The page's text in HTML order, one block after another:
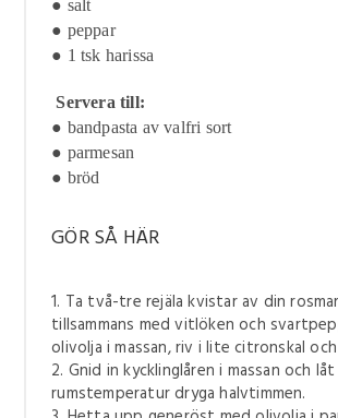
● salt
● peppar
● 1 tsk harissa
Servera till:
● bandpasta av valfri sort
● parmesan
● bröd
GÖR SÅ HÄR
1. Ta två-tre rejäla kvistar av din
tillsammans med vitlöken och
olivolja i massan, riv i lite citronskal
2. Gnid in kycklinglåren i massan och
rumstemperatur dryga halvtimmen.